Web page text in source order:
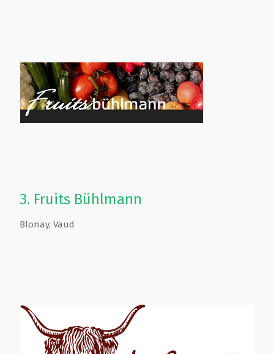
3. Fruits Bühlmann
Blonay, Vaud